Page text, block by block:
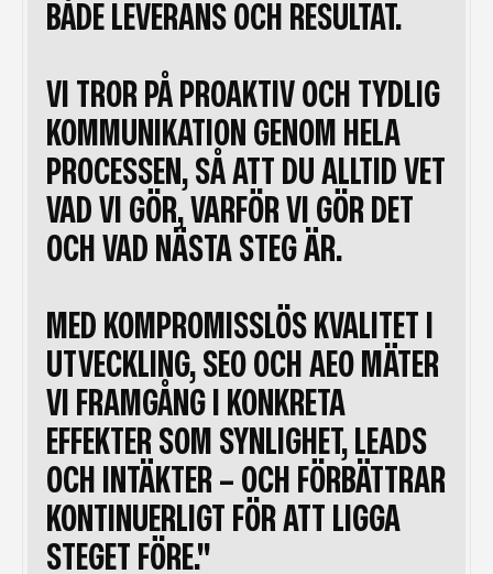
BÅDE LEVERANS OCH RESULTAT.
VI TROR PÅ PROAKTIV OCH TYDLIG
KOMMUNIKATION GENOM HELA
PROCESSEN, SÅ ATT DU ALLTID VET
VAD VI GÖR, VARFÖR VI GÖR DET
OCH VAD NÄSTA STEG ÄR.
MED KOMPROMISSLÖS KVALITET I
UTVECKLING, SEO OCH AEO MÄTER
VI FRAMGÅNG I KONKRETA
EFFEKTER SOM SYNLIGHET, LEADS
OCH INTÄKTER – OCH FÖRBÄTTRAR
KONTINUERLIGT FÖR ATT LIGGA
STEGET FÖRE."